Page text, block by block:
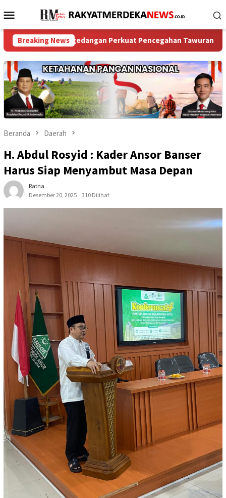
ke
Menu
Mobile
Breaking News
Pagedangan Perkuat Pencegahan Tawuran Pelajar
Beranda Daerah
H. Abdul Rosyid : Kader Ansor Banser
Harus Siap Menyambut Masa Depan
Ratna
Desember 20, 2025
310 Dilihat